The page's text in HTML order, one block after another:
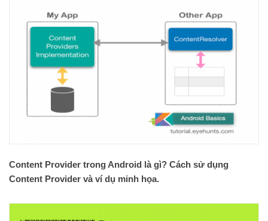
Content Provider trong Android là gì? Cách sử dụng
Content Provider và ví dụ minh họa.